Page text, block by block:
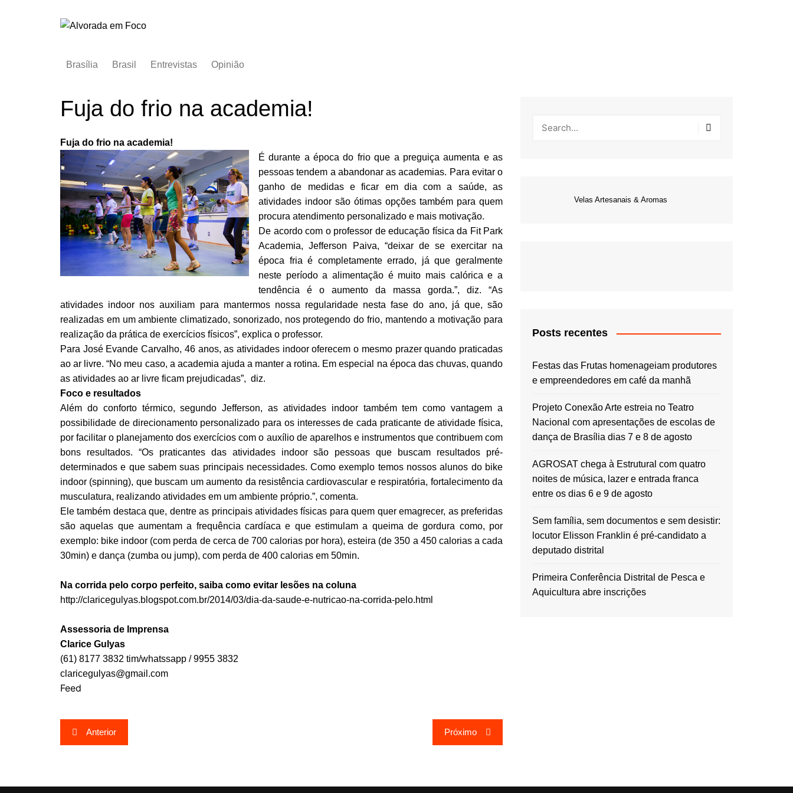
Brasília
Brasil Entrevistas Opinião
Fuja do frio na academia!
Fuja do frio na academia!
É durante a época do frio que a preguiça aumenta e as
pessoas tendem a abandonar as academias. Para evitar o
ganho de medidas e ficar em dia com a saúde, as
atividades indoor são ótimas opções também para quem
procura atendimento personalizado e mais motivação.
De acordo com o professor de educação física da Fit Park
Academia, Jefferson Paiva, “deixar de se exercitar na
época fria é completamente errado, já que geralmente
neste período a alimentação é muito mais calórica e a
tendência é o aumento da massa gorda.”, diz. “As
atividades indoor nos auxiliam para mantermos nossa regularidade nesta fase do ano, já que, são
realizadas em um ambiente climatizado, sonorizado, nos protegendo do frio, mantendo a motivação para
realização da prática de exercícios físicos”, explica o professor.
Para José Evande Carvalho, 46 anos, as atividades indoor oferecem o mesmo prazer quando praticadas
ao ar livre. “No meu caso, a academia ajuda a manter a rotina. Em especial na época das chuvas, quando
as atividades ao ar livre ficam prejudicadas”, diz.
Foco e resultados
Além do conforto térmico, segundo Jefferson, as atividades indoor também tem como vantagem a
possibilidade de direcionamento personalizado para os interesses de cada praticante de atividade física,
por facilitar o planejamento dos exercícios com o auxílio de aparelhos e instrumentos que contribuem com
bons resultados. “Os praticantes das atividades indoor são pessoas que buscam resultados pré-
determinados e que sabem suas principais necessidades. Como exemplo temos nossos alunos do bike
indoor (spinning), que buscam um aumento da resistência cardiovascular e respiratória, fortalecimento da
musculatura, realizando atividades em um ambiente próprio.”, comenta.
Ele também destaca que, dentre as principais atividades físicas para quem quer emagrecer, as preferidas
são aquelas que aumentam a frequência cardíaca e que estimulam a queima de gordura como, por
exemplo: bike indoor (com perda de cerca de 700 calorias por hora), esteira (de 350 a 450 calorias a cada
30min) e dança (zumba ou jump), com perda de 400 calorias em 50min.
Na corrida pelo corpo perfeito, saiba como evitar lesões na coluna
http://claricegulyas.blogspot.com.br/2014/03/dia-da-saude-e-nutricao-na-corrida-pelo.html
Assessoria de Imprensa
Clarice Gulyas
(61) 8177 3832 tim/whatssapp / 9955 3832
claricegulyas@gmail.com
Feed
Navegação
de
Anterior Próximo
Velas Artesanais & Aromas
Posts recentes
Festas das Frutas homenageiam produtores
e empreendedores em café da manhã
Projeto Conexão Arte estreia no Teatro
Nacional com apresentações de escolas de
dança de Brasília dias 7 e 8 de agosto
AGROSAT chega à Estrutural com quatro
noites de música, lazer e entrada franca
entre os dias 6 e 9 de agosto
Sem família, sem documentos e sem desistir:
locutor Elisson Franklin é pré-candidato a
deputado distrital
Primeira Conferência Distrital de Pesca e
Aquicultura abre inscrições